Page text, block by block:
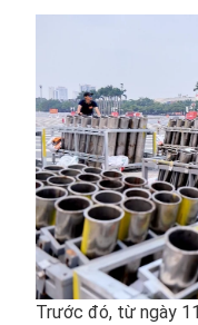
Trước đó, từ ngày